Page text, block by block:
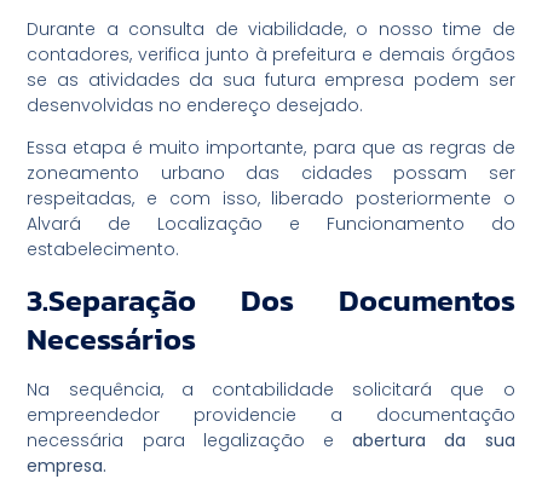
Durante a consulta de viabilidade, o nosso time de
contadores, verifica junto à prefeitura e demais órgãos
se as atividades da sua futura empresa podem ser
desenvolvidas no endereço desejado.
Essa etapa é muito importante, para que as regras de
zoneamento urbano das cidades possam ser
respeitadas, e com isso, liberado posteriormente o
Alvará de Localização e Funcionamento do
estabelecimento.
3.Separação Dos Documentos
Necessários
Na sequência, a contabilidade solicitará que o
empreendedor providencie a documentação
necessária para legalização eabertura da sua
empresa.